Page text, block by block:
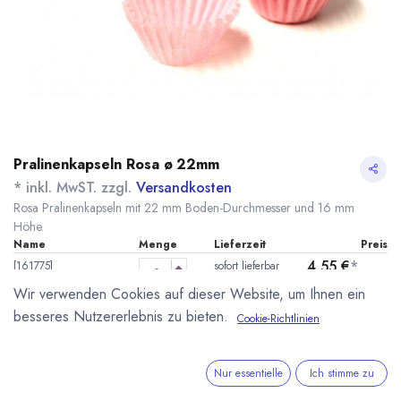
Pralinenkapseln Rosa ø 22mm
* inkl. MwST. zzgl. Versandkosten
Rosa Pralinenkapseln mit 22 mm Boden-Durchmesser und 16 mm
Höhe.
Name Menge Lieferzeit
Preis
[161775]
22mm Rosa 250 Stk.
sofort lieferbar 4,55 €*
(0,02 /
IN DEN WARENKORB
Wir verwenden Cookies auf dieser Website, um Ihnen ein
besseres Nutzererlebnis zu bieten.
Cookie-Richtlinien
Nur essentielle Ich stimme zu